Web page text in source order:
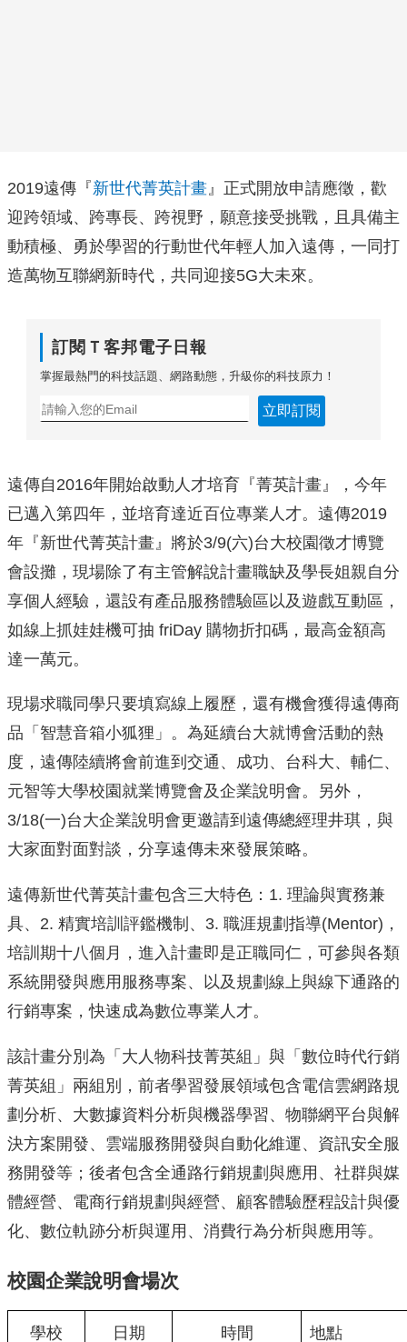
2019遠傳『新世代菁英計畫 』正式開放申請應徵，歡
迎跨領域、跨專長、跨視野，願意接受挑戰，且具備主
動積極、勇於學習的行動世代年輕人加入遠傳，一同打
造萬物互聯網新時代，共同迎接5G大未來。
訂閱Ｔ客邦電子日報
掌握最熱門的科技話題、網路動態，升級你的科技原力！
立即訂閱
遠傳自2016年開始啟動人才培育『菁英計畫』，今年
已邁入第四年，並培育達近百位專業人才。遠傳2019
年『新世代菁英計畫』將於3/9(六)台大校園徵才博覽
會設攤，現場除了有主管解說計畫職缺及學長姐親自分
享個人經驗，還設有產品服務體驗區以及遊戲互動區，
如線上抓娃娃機可抽 friDay 購物折扣碼，最高金額高
達一萬元。
現場求職同學只要填寫線上履歷，還有機會獲得遠傳商
品「智慧音箱小狐狸」。為延續台大就博會活動的熱
度，遠傳陸續將會前進到交通、成功、台科大、輔仁、
元智等大學校園就業博覽會及企業說明會。另外，
3/18(一)台大企業說明會更邀請到遠傳總經理井琪，與
大家面對面對談，分享遠傳未來發展策略。
遠傳新世代菁英計畫包含三大特色：1. 理論與實務兼
具、2. 精實培訓評鑑機制、3. 職涯規劃指導(Mentor)，
培訓期十八個月，進入計畫即是正職同仁，可參與各類
系統開發與應用服務專案、以及規劃線上與線下通路的
行銷專案，快速成為數位專業人才。
該計畫分別為「大人物科技菁英組」與「數位時代行銷
菁英組」兩組別，前者學習發展領域包含電信雲網路規
劃分析、大數據資料分析與機器學習、物聯網平台與解
決方案開發、雲端服務開發與自動化維運、資訊安全服
務開發等；後者包含全通路行銷規劃與應用、社群與媒
體經營、電商行銷規劃與經營、顧客體驗歷程設計與優
化、數位軌跡分析與運用、消費行為分析與應用等。
校園企業說明會場次
學校 日期 時間 地點